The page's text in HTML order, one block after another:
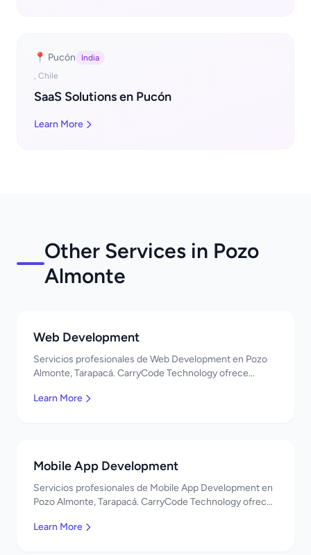
📍 Pucón
India
, Chile
SaaS Solutions en Pucón
Learn More
Other Services in Pozo
Almonte
Web Development
Servicios profesionales de Web Development en Pozo
Almonte, Tarapacá. CarryCode Technology ofrece
Learn More
Mobile App Development
Servicios profesionales de Mobile App Development en
Pozo Almonte, Tarapacá. CarryCode Technology ofrece
Learn More